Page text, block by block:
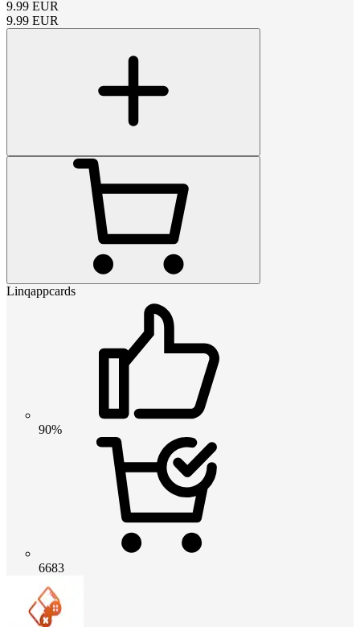
9.99 EUR
9.99 EUR
Linqappcards
90%
6683